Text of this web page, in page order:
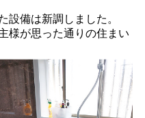
設備は新調しました。
様が思った通りの住まい